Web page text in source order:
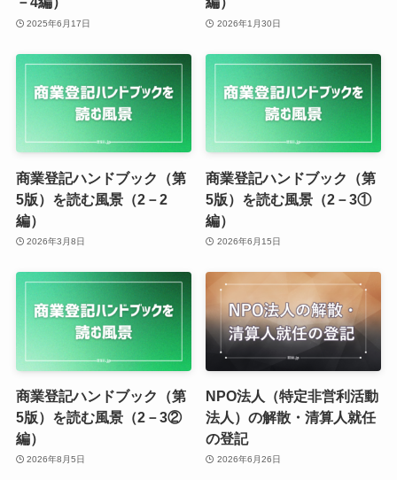
2025年6月17日 2026年1月30日
商業登記ハンドブック（第
5版）を読む風景（2－2
編）
2026年3月8日
商業登記ハンドブック（第
5版）を読む風景（2－3①
編）
2026年6月15日
商業登記ハンドブック（第
5版）を読む風景（2－3②
編）
2026年8月5日
NPO法人（特定非営利活動
法人）の解散・清算人就任
の登記
2026年6月26日